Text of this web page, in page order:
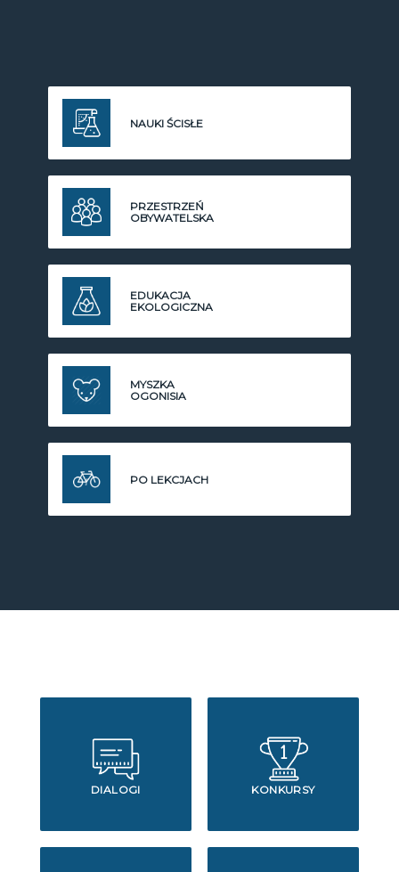
NAUKI ŚCISŁE
PRZESTRZEŃ
OBYWATELSKA
EDUKACJA
EKOLOGICZNA
MYSZKA
OGONISIA
PO LEKCJACH
DIALOGI KONKURSY